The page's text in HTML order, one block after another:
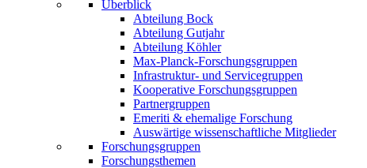
Überblick
Abteilung Bock
Abteilung Gutjahr
Abteilung Köhler
Max-Planck-Forschungsgruppen
Infrastruktur- und Servicegruppen
Kooperative Forschungsgruppen
Partnergruppen
Emeriti & ehemalige Forschung
Auswärtige wissenschaftliche Mitglieder
Forschungsgruppen
Forschungsthemen